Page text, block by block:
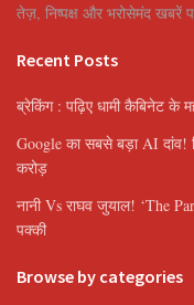
तेज़, निष्पक्ष और भरोसेमंद खबरें
Recent Posts
ब्रेकिंग : पढ़िए धामी कैबिनेट के
Google का सबसे बड़ा AI दांव!
करोड़
नानी Vs राघव जुयाल! ‘The
पक्की
Browse by categories